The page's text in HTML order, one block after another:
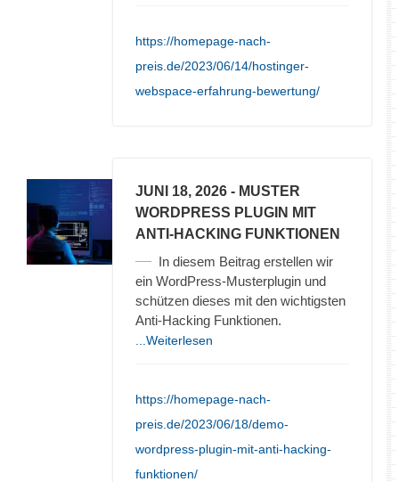
https://homepage-nach-
preis.de/2023/06/14/hostinger-
webspace-erfahrung-bewertung/
JUNI 18, 2026 - MUSTER
WORDPRESS PLUGIN MIT
ANTI-HACKING FUNKTIONEN
In diesem Beitrag erstellen wir
ein WordPress-Musterplugin und
schützen dieses mit den wichtigsten
Anti-Hacking Funktionen.
...Weiterlesen
https://homepage-nach-
preis.de/2023/06/18/demo-
wordpress-plugin-mit-anti-hacking-
funktionen/